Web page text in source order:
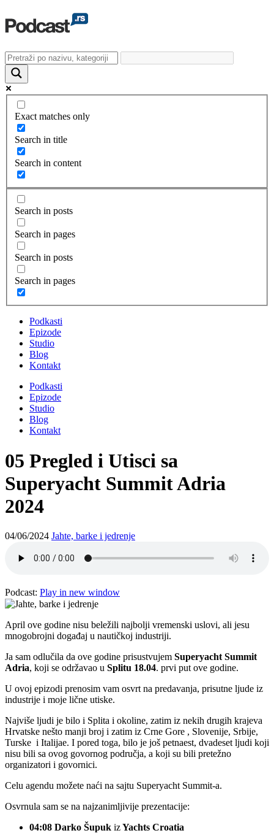
Exact matches only
Search in title
Search in content
Search in posts
Search in pages
Search in posts
Search in pages
Podkasti
Epizode
Studio
Blog
Kontakt
Podkasti
Epizode
Studio
Blog
Kontakt
05 Pregled i Utisci sa
Superyacht Summit Adria
2024
04/06/2024 Jahte, barke i jedrenje
Podcast: Play in new window
April ove godine nisu beležili najbolji vremenski uslovi, ali jesu
mnogobrojni događaj u nautičkoj industriji.
Ja sam odlučila da ove godine prisustvujem Superyacht Summit
Adria, koji se održavao u Splitu 18.04. prvi put ove godine.
U ovoj epizodi prenosim vam osvrt na predavanja, prisutne ljude iz
industrije i moje lične utiske.
Najviše ljudi je bilo i Splita i okoline, zatim iz nekih drugih krajeva
Hrvatske nešto manji broj i zatim iz Crne Gore , Slovenije, Srbije,
Turske i Italijae. I pored toga, bilo je još petnaest, dvadeset ljudi koji
nisu bili sa ovog govornog područja, a koji su bili pretežno
organizatori i govornici.
Celu agendu možete naći na sajtu Superyacht Summit-a.
Osvrnula sam se na najzanimljivije prezentacije:
04:08 Darko Šupuk izYachts Croatia